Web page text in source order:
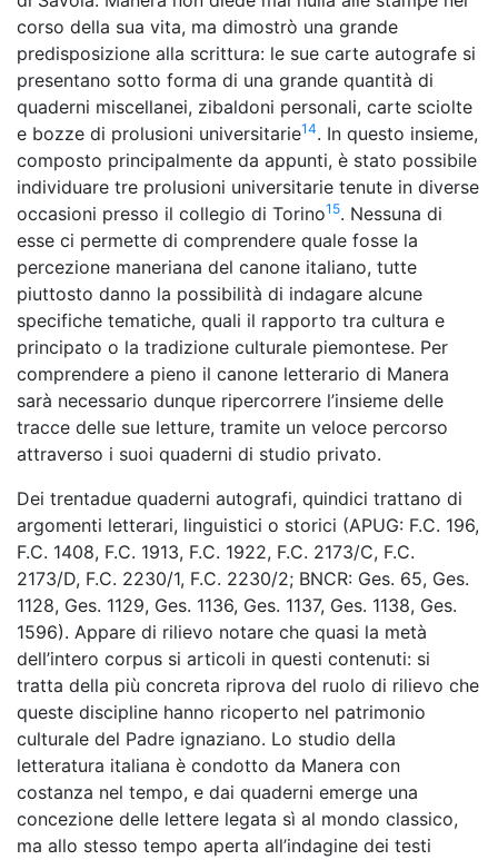
corso della sua vita, ma dimostrò una grande
predisposizione alla scrittura: le sue carte autografe si
presentano sotto forma di una grande quantità di
quaderni miscellanei, zibaldoni personali, carte sciolte
e bozze di prolusioni universitarie14. In questo insieme,
composto principalmente da appunti, è stato possibile
individuare tre prolusioni universitarie tenute in diverse
occasioni presso il collegio di Torino15. Nessuna di
esse ci permette di comprendere quale fosse la
percezione maneriana del canone italiano, tutte
piuttosto danno la possibilità di indagare alcune
specifiche tematiche, quali il rapporto tra cultura e
principato o la tradizione culturale piemontese. Per
comprendere a pieno il canone letterario di Manera
sarà necessario dunque ripercorrere l’insieme delle
tracce delle sue letture, tramite un veloce percorso
attraverso i suoi quaderni di studio privato.
Dei trentadue quaderni autografi, quindici trattano di
argomenti letterari, linguistici o storici (APUG: F.C. 196,
F.C. 1408, F.C. 1913, F.C. 1922, F.C. 2173/C, F.C.
2173/D, F.C. 2230/1, F.C. 2230/2; BNCR: Ges. 65, Ges.
1128, Ges. 1129, Ges. 1136, Ges. 1137, Ges. 1138, Ges.
1596). Appare di rilievo notare che quasi la metà
dell’intero corpus si articoli in questi contenuti: si
tratta della più concreta riprova del ruolo di rilievo che
queste discipline hanno ricoperto nel patrimonio
culturale del Padre ignaziano. Lo studio della
letteratura italiana è condotto da Manera con
costanza nel tempo, e dai quaderni emerge una
concezione delle lettere legata sì al mondo classico,
ma allo stesso tempo aperta all’indagine dei testi